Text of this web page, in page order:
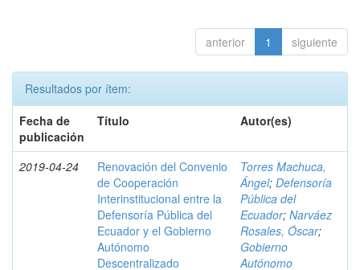
anterior 1 siguiente
Resultados por ítem:
Fecha de
publicación
Título Autor(es)
2019-04-24
Renovación del Convenio
de Cooperación
Interinstitucional entre la
Defensoría Pública del
Ecuador y el Gobierno
Autónomo
Descentralizado
Torres Machuca,
Ángel; Defensoría
Pública del
Ecuador; Narváez
Rosales, Óscar;
Gobierno
Autónomo